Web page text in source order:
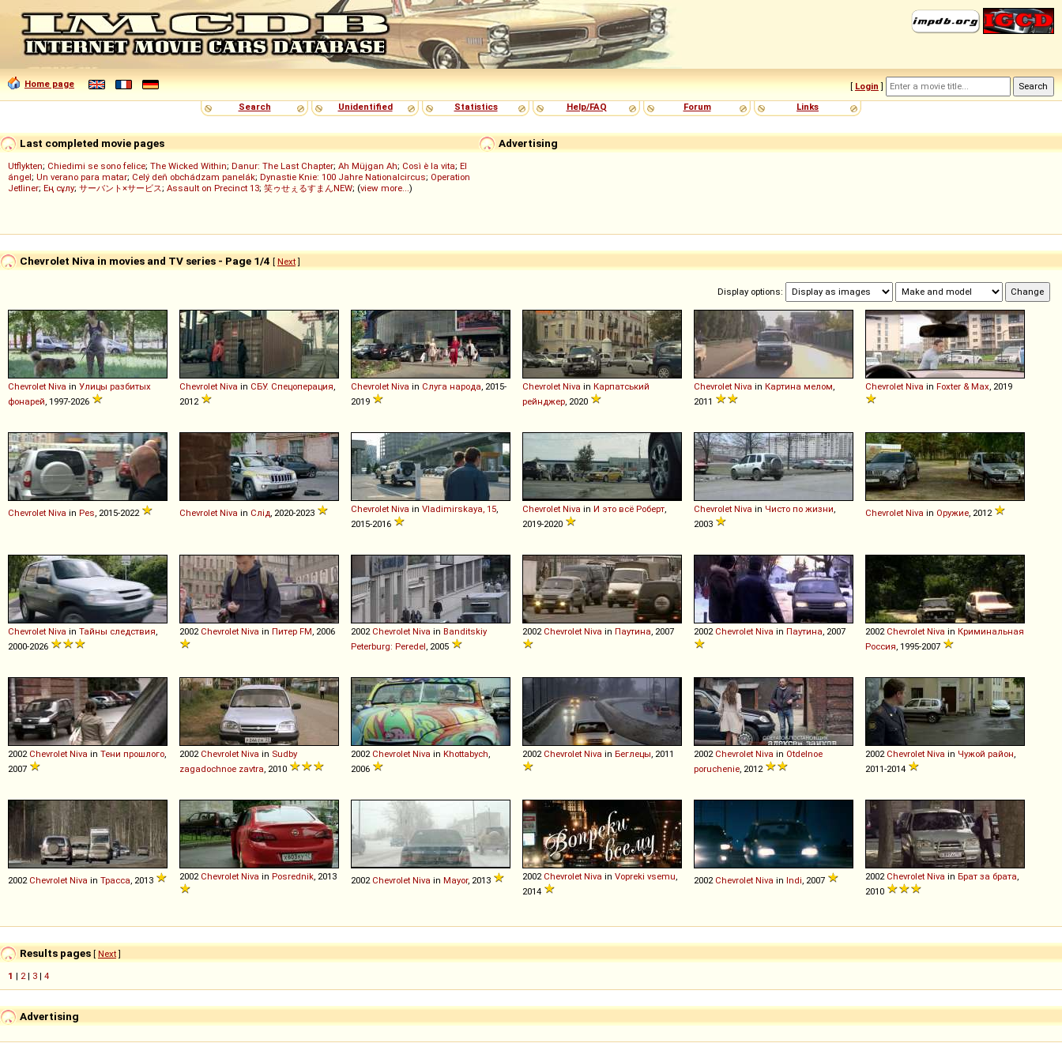
Home page [ Login ]
Search
Unidentified Statistics Help/FAQ Forum Links
Advertising
Last completed movie pages
Utflykten; Chiedimi se sono felice; The Wicked Within; Danur: The Last Chapter; Ah Müjgan Ah; Così è la vita; El
ángel; Un verano para matar; Celý deň obchádzam panelák; Dynastie Knie: 100 Jahre Nationalcircus; Operation
Jetliner; Ең сұлу; サーバント×サービス; Assault on Precinct 13; 笑ゥせぇるすまんNEW; (view more...)
Chevrolet Niva in movies and TV series - Page 1/4 [ Next]
Display options:
Chevrolet Niva in Улицы разбитых
фонарей , 1997-2026
Chevrolet Niva in СБУ. Спецоперация
2012
Chevrolet Niva in Слуга народа , 2015-
2019
Chevrolet Niva in Карпатський
рейнджер , 2020
Chevrolet Niva in Картина мелом
2011
Chevrolet Niva in Foxter & Max , 2019
Chevrolet Niva in Pes , 2015-2022 Chevrolet Niva in Слід , 2020-2023 Chevrolet Niva in Vladimirskaya, 15
2015-2016
Chevrolet Niva in И это всё Роберт
2019-2020
Chevrolet Niva in Чисто по жизни
2003
Chevrolet Niva in Оружие , 2012
Chevrolet Niva in Тайны следствия
2000-2026
2002 Chevrolet Niva in Питер FM , 2006 2002 Chevrolet Niva in Banditskiy
Peterburg: Peredel , 2005
2002 Chevrolet Niva in Паутина , 2007 2002 Chevrolet Niva in Паутина , 2007 2002 Chevrolet Niva in Криминальная
Россия , 1995-2007
2002 Chevrolet Niva in Тени прошлого
2007
2002 Chevrolet Niva in Sudby
zagadochnoe zavtra , 2010
2002 Chevrolet Niva in Khottabych
2006
2002 Chevrolet Niva in Беглецы , 2011 2002 Chevrolet Niva in Otdelnoe
poruchenie , 2012
2002 Chevrolet Niva in Чужой район
2011-2014
2002 Chevrolet Niva in Трасса , 2013 2002 Chevrolet Niva in Posrednik , 2013 2002 Chevrolet Niva in Mayor, 2013 2002 Chevrolet Niva in Vopreki vsemu
2014
2002 Chevrolet Niva in Indi , 2007 2002 Chevrolet Niva in Брат за брата
2010
Results pages [ Next]
1 | 2 | 3 | 4
Advertising